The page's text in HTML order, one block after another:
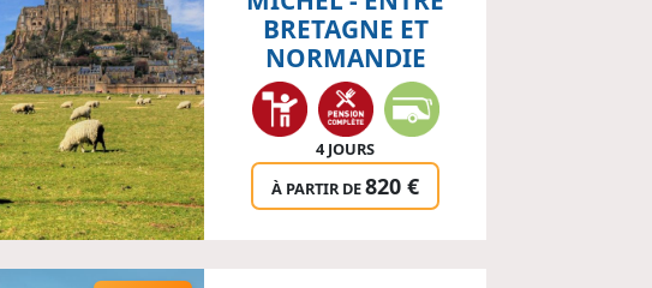
BRETAGNE ET
NORMANDIE
4 JOURS
À PARTIR DE820 €